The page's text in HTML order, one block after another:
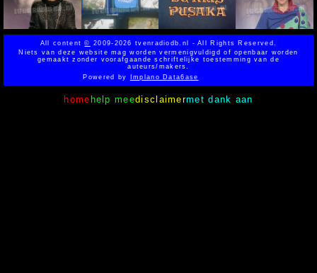
All content© 2009-2026 tvenradiodb.nl - All Rights Reserved.
Niets van deze website mag worden vermenigvuldigd of openbaar worden
gemaakt zonder voorafgaande schriftelijke toestemming van de
auteurs/makers.
Powered byImplano Data6ase
home help meedisclaimermet dank aan